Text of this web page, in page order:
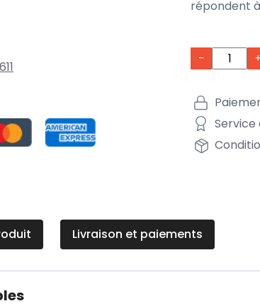
répondent
- +
Service
Livraison et paiements